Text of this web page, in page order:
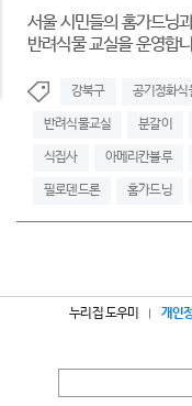
서울 시민들의 홈가드닝
반려식물 교실을 운영합
강북구 공기정화식
반려식물교실 분갈이
식집사 아메리칸블루
필로덴드론 홈가드닝
누리집 도우미 개인